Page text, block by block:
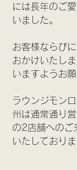
には長年のご
いました。
お客様ならび
おかけいたし
いますようお
ラウンジモンロ
州は通常通り
の2店舗へのご
いたしておりま